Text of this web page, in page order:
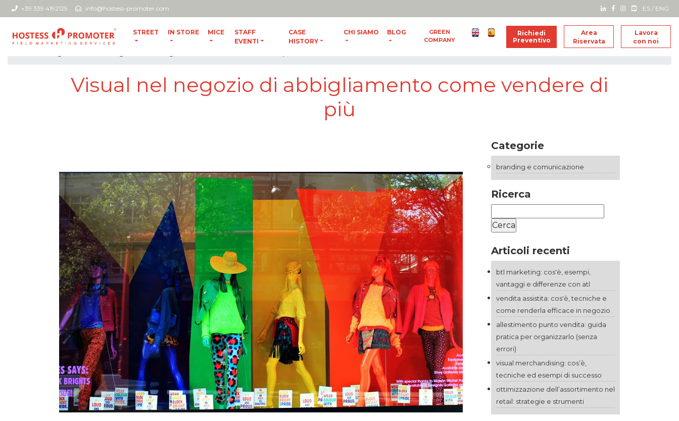
+39 339 4192125 info@hostess-promoter.com ES / ENG
STREET IN STORE MICE
STAFF
EVENTI
CASE
HISTORY
CHI SIAMO BLOG
GREEN
COMPANY
Richiedi
Preventivo
Area
Riservata
Lavora
con noi
Visual nel negozio di abbigliamento come vendere di
più
Categorie
branding e comunicazione
Ricerca
per:
Articoli recenti
btl marketing: cos'è, esempi,
vantaggi e differenze con atl
vendita assistita: cos'è, tecniche e
come renderla efficace in negozio
allestimento punto vendita: guida
pratica per organizzarlo (senza
errori)
visual merchandising: cos’è,
tecniche ed esempi di successo
ottimizzazione dell’assortimento nel
retail: strategie e strumenti